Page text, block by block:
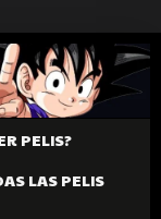
PELIS?
LAS PELIS